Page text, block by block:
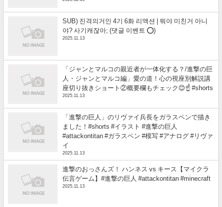
SUB) 진격의거인 4기 6화 리액션 | 뭐야 미친거 아니
야? 사기캐잖아; (댓글 이벤트 ⭕)
2025.11.13
「ジャンとマルコの親近者が一体化する？/進撃の巨
人・ジャンとマルコ編」愛の道！心の視座別解説講
座切り抜きショート②概要欄もチェック😊☝️ #shorts
2025.11.13
「進撃の巨人」のリヴァイ兵長をガラスペンで描き
ました！#shorts #イラスト #進撃の巨人
#attackontitan #ガラスペン #模写 #アナログ #リヴァ
イ
2025.11.13
進撃のおっさんズ！ ハンネス vs キース【マイクラ
伝言ゲーム】#進撃の巨人 #attackontitan #minecraft
2025.11.13